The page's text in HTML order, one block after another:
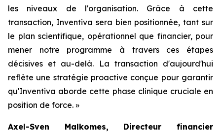
les niveaux de l'organisation. Grâce à cette
transaction, Inventiva sera bien positionnée, tant sur
le plan scientifique, opérationnel que financier, pour
mener notre programme à travers ces étapes
décisives et au-delà. La transaction d'aujourd'hui
reflète une stratégie proactive conçue pour garantir
qu'Inventiva aborde cette phase clinique cruciale en
position de force. »
Axel-Sven Malkomes, Directeur financier